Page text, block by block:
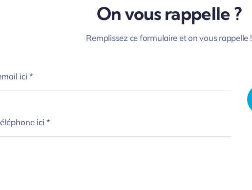
On vous rappelle ?
Remplissez ce formulaire et on vous rappelle !